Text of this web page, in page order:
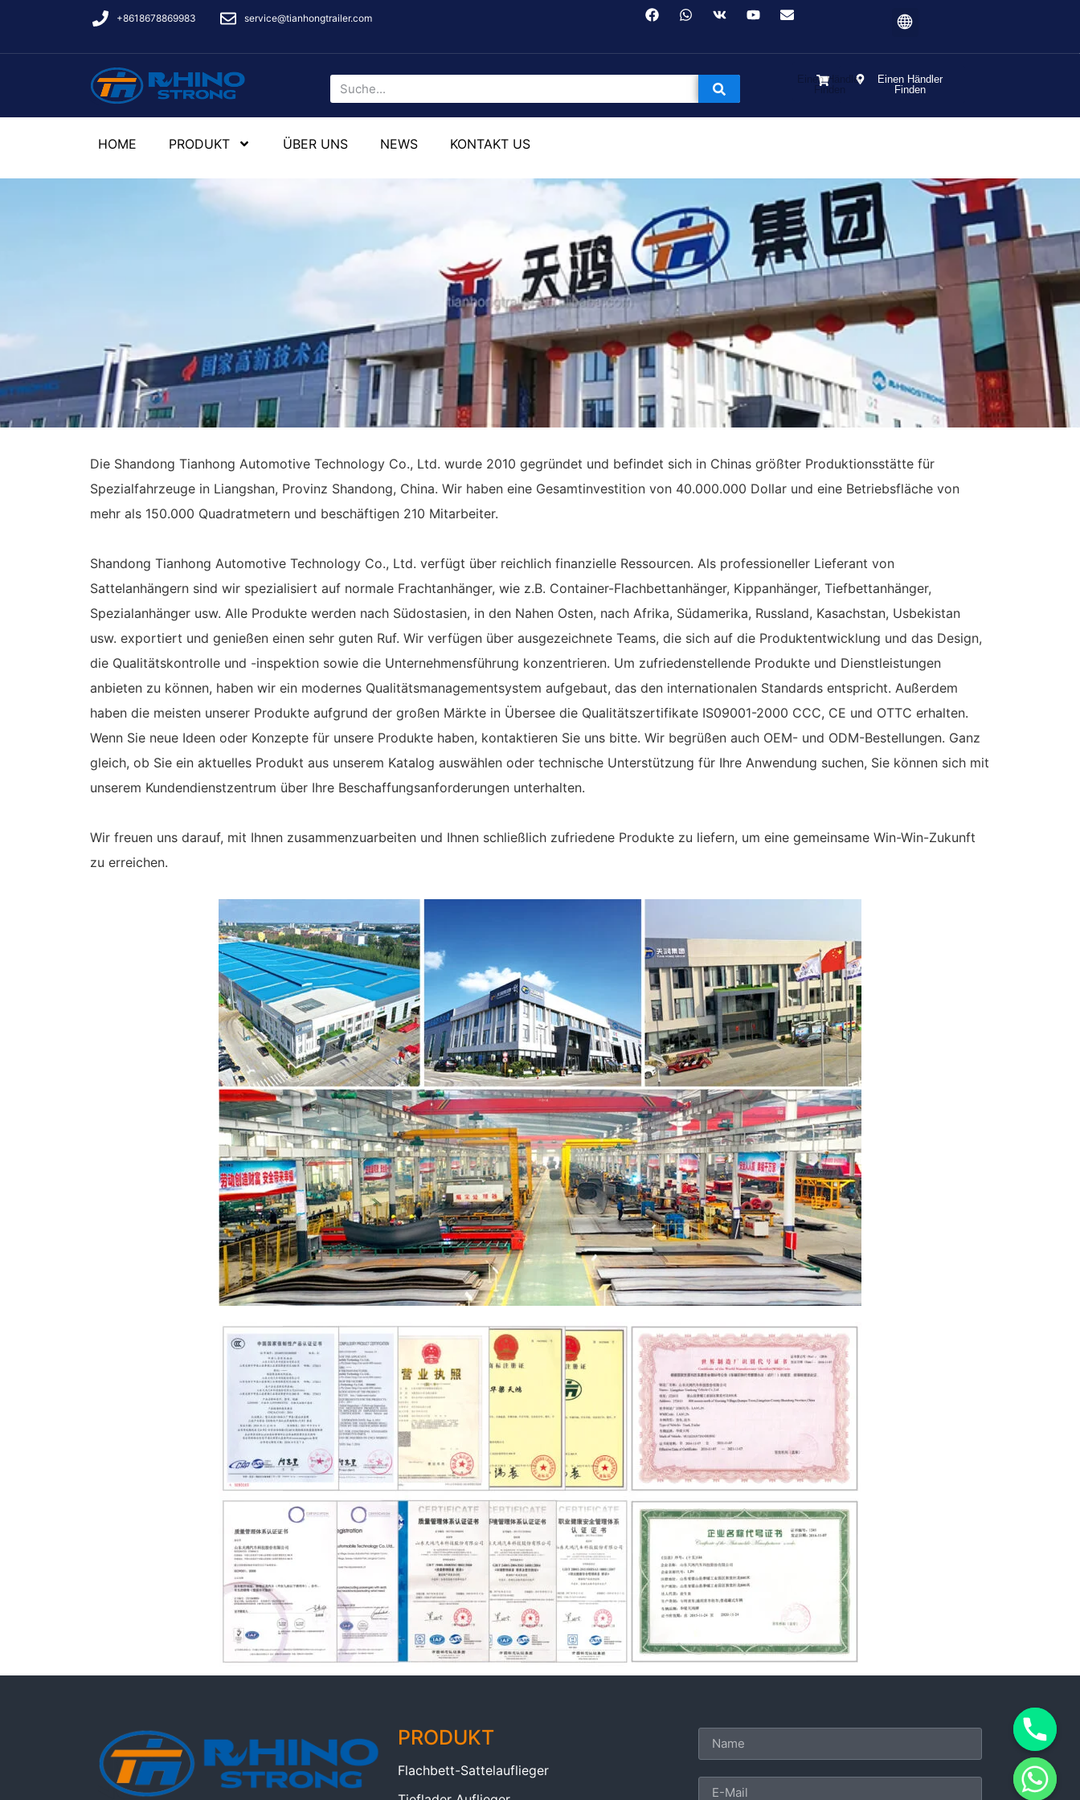
+8618678869983 service@tianhongtrailer.com
Einen Händler
Finden
HOME PRODUKT ÜBER UNS NEWS KONTAKT US
Die Shandong Tianhong Automotive Technology Co., Ltd. wurde 2010 gegründet und befindet sich in Chinas größter Produktionsstätte für
Spezialfahrzeuge in Liangshan, Provinz Shandong, China. Wir haben eine Gesamtinvestition von 40.000.000 Dollar und eine Betriebsfläche von
mehr als 150.000 Quadratmetern und beschäftigen 210 Mitarbeiter.
Shandong Tianhong Automotive Technology Co., Ltd. verfügt über reichlich finanzielle Ressourcen. Als professioneller Lieferant von
Sattelanhängern sind wir spezialisiert auf normale Frachtanhänger, wie z.B. Container-Flachbettanhänger, Kippanhänger, Tiefbettanhänger,
Spezialanhänger usw. Alle Produkte werden nach Südostasien, in den Nahen Osten, nach Afrika, Südamerika, Russland, Kasachstan, Usbekistan
usw. exportiert und genießen einen sehr guten Ruf. Wir verfügen über ausgezeichnete Teams, die sich auf die Produktentwicklung und das Design,
die Qualitätskontrolle und -inspektion sowie die Unternehmensführung konzentrieren. Um zufriedenstellende Produkte und Dienstleistungen
anbieten zu können, haben wir ein modernes Qualitätsmanagementsystem aufgebaut, das den internationalen Standards entspricht. Außerdem
haben die meisten unserer Produkte aufgrund der großen Märkte in Übersee die Qualitätszertifikate IS09001-2000 CCC, CE und OTTC erhalten.
Wenn Sie neue Ideen oder Konzepte für unsere Produkte haben, kontaktieren Sie uns bitte. Wir begrüßen auch OEM- und ODM-Bestellungen. Ganz
gleich, ob Sie ein aktuelles Produkt aus unserem Katalog auswählen oder technische Unterstützung für Ihre Anwendung suchen, Sie können sich mit
unserem Kundendienstzentrum über Ihre Beschaffungsanforderungen unterhalten.
Wir freuen uns darauf, mit Ihnen zusammenzuarbeiten und Ihnen schließlich zufriedene Produkte zu liefern, um eine gemeinsame Win-Win-Zukunft
zu erreichen.
PRODUKT
Flachbett-Sattelauflieger